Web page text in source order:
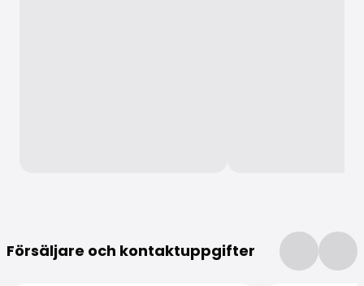
Försäljare och kontaktuppgifter